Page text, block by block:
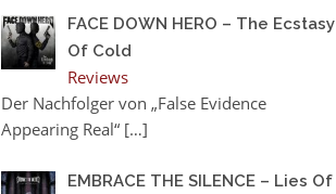
FACE DOWN HERO – The Ecstasy
Of Cold
Reviews
Der Nachfolger von „False Evidence
Appearing Real“ […]
EMBRACE THE SILENCE – Lies Of